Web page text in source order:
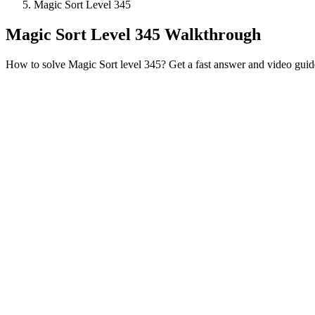
Magic Sort Level 345
Magic Sort Level 345 Walkthrough
How to solve Magic Sort level 345? Get a fast answer and video